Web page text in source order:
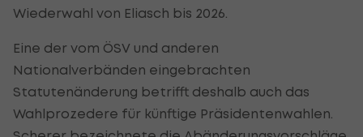
Wiederwahl von Eliasch bis 2026.
Eine der vom ÖSV und anderen
Nationalverbänden eingebrachten
Statutenänderung betrifft deshalb auch das
Wahlprozedere für künftige Präsidentenwahlen.